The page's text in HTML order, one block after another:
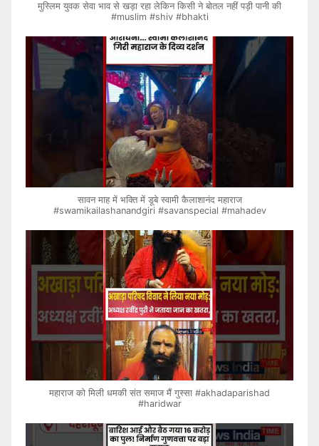
मुस्लिम युवक सेवा भाव से खड़ा रहा लेकिन किसी ने बोतल नहीं पड़ी पानी की
#muslim #shiv #bhakti
सावन माह में भक्ति में डूबे स्वामी कैलाशानंद महाराज
#swamikailashanandgiri #savanspecial #mahadev
महाराज को मिली धमकी संत समाज मैं गुस्सा #akhadaparishad
#haridwar